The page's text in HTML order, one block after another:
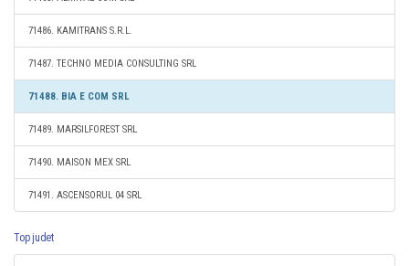
71486. KAMITRANS S.R.L.
71487. TECHNO MEDIA CONSULTING SRL
71488. BIA E COM SRL
71489. MARSILFOREST SRL
71490. MAISON MEX SRL
71491. ASCENSORUL 04 SRL
Top judet